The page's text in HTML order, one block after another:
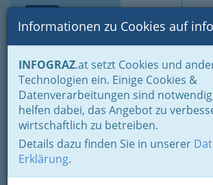
Suche
Informationen zu Cookies auf
INFOGRAZ.at setzt Cookies und
Technologien ein. Einige Cookies &
Datenverarbeitungen sind
helfen dabei, das Angebot zu
wirtschaftlich zu betreiben.
Details dazu finden Sie in unserer
Erklärung.
Home Branchen
Bauen - der Weg zum
Bauträger
GPI-Baugesellschaft
Eythgasse 33, 8052 Graz-Wetzelsdorf
+43 316 584 080-0
+43 316 584 080-6